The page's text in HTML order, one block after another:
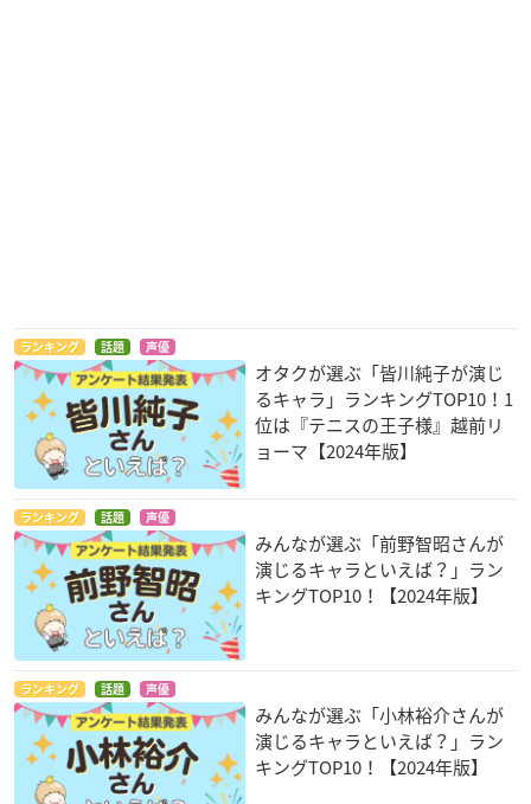
ランキング 話題 声優
オタクが選ぶ「皆川純子が演じ
るキャラ」ランキングTOP10！1
位は『テニスの王子様』越前リ
ョーマ【2024年版】
ランキング 話題 声優
みんなが選ぶ「前野智昭さんが
演じるキャラといえば？」ラン
キングTOP10！【2024年版】
ランキング 話題 声優
みんなが選ぶ「小林裕介さんが
演じるキャラといえば？」ラン
キングTOP10！【2024年版】